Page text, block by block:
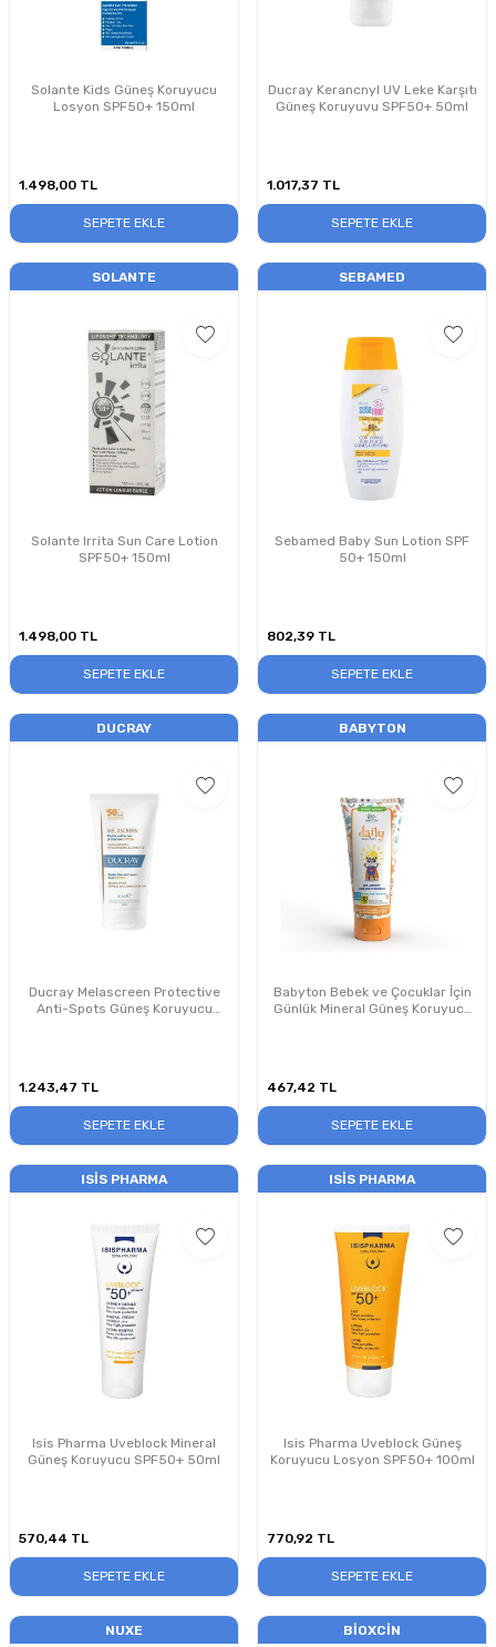
Solante Kids Güneş Koruyucu
Losyon SPF50+ 150ml
1.498,00 TL
SEPETE EKLE
Ducray Kerancnyl UV Leke Karşıtı
Güneş Koruyuvu SPF50+ 50ml
1.017,37 TL
SEPETE EKLE
SOLANTE
Solante Irrita Sun Care Lotion
SPF50+ 150ml
1.498,00 TL
SEPETE EKLE
SEBAMED
Sebamed Baby Sun Lotion SPF
50+ 150ml
802,39 TL
SEPETE EKLE
DUCRAY
Ducray Melascreen Protective
Anti-Spots Güneş Koruyucu
1.243,47 TL
SEPETE EKLE
BABYTON
Babyton Bebek ve Çocuklar İçin
Günlük Mineral Güneş Koruyucu
467,42 TL
SEPETE EKLE
ISIS PHARMA
Isis Pharma Uveblock Mineral
Güneş Koruyucu SPF50+ 50ml
570,44 TL
SEPETE EKLE
ISIS PHARMA
Isis Pharma Uveblock Güneş
Koruyucu Losyon SPF50+ 100ml
770,92 TL
SEPETE EKLE
NUXE BIOXCIN